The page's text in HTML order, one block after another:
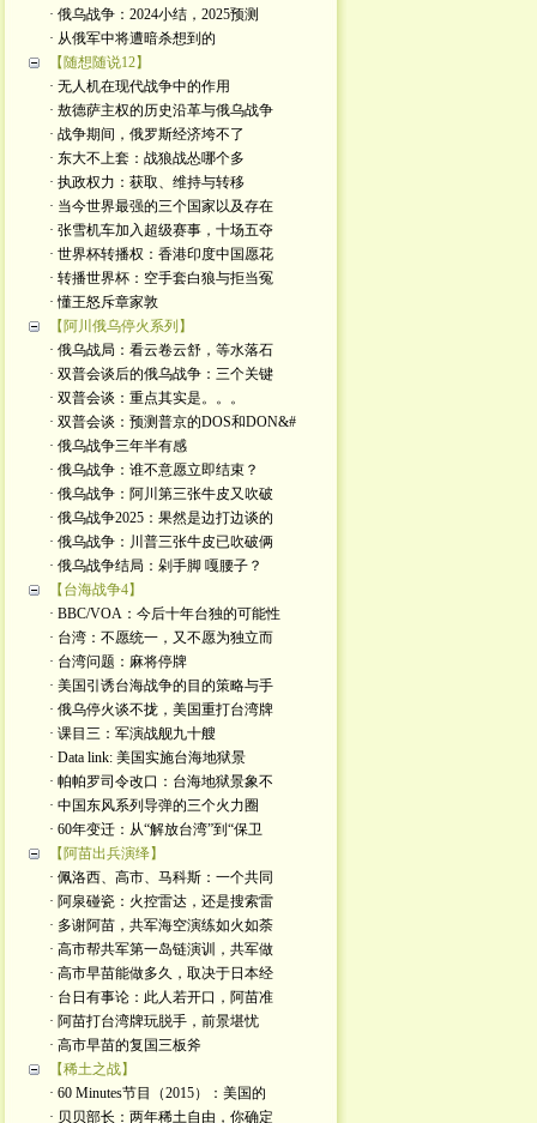
· 俄乌战争：2024小结，2025预测
· 从俄军中将遭暗杀想到的
【随想随说12】
· 无人机在现代战争中的作用
· 敖德萨主权的历史沿革与俄乌战争
· 战争期间，俄罗斯经济垮不了
· 东大不上套：战狼战怂哪个多
· 执政权力：获取、维持与转移
· 当今世界最强的三个国家以及存在
· 张雪机车加入超级赛事，十场五夺
· 世界杯转播权：香港印度中国愿花
· 转播世界杯：空手套白狼与拒当冤
· 懂王怒斥章家敦
【阿川俄乌停火系列】
· 俄乌战局：看云卷云舒，等水落石
· 双普会谈后的俄乌战争：三个关键
· 双普会谈：重点其实是。。。
· 双普会谈：预测普京的DOS和DON&#
· 俄乌战争三年半有感
· 俄乌战争：谁不意愿立即结束？
· 俄乌战争：阿川第三张牛皮又吹破
· 俄乌战争2025：果然是边打边谈的
· 俄乌战争：川普三张牛皮已吹破俩
· 俄乌战争结局：剁手脚 嘎腰子？
【台海战争4】
· BBC/VOA：今后十年台独的可能性
· 台湾：不愿统一，又不愿为独立而
· 台湾问题：麻将停牌
· 美国引诱台海战争的目的策略与手
· 俄乌停火谈不拢，美国重打台湾牌
· 课目三：军演战舰九十艘
· Data link: 美国实施台海地狱景
· 帕帕罗司令改口：台海地狱景象不
· 中国东风系列导弹的三个火力圈
· 60年变迁：从“解放台湾”到“保卫
【阿苗出兵演绎】
· 佩洛西、高市、马科斯：一个共同
· 阿泉碰瓷：火控雷达，还是搜索雷
· 多谢阿苗，共军海空演练如火如荼
· 高市帮共军第一岛链演训，共军做
· 高市早苗能做多久，取决于日本经
· 台日有事论：此人若开口，阿苗准
· 阿苗打台湾牌玩脱手，前景堪忧
· 高市早苗的复国三板斧
【稀土之战】
· 60 Minutes节目（2015）：美国的
· 贝贝部长：两年稀土自由，你确定